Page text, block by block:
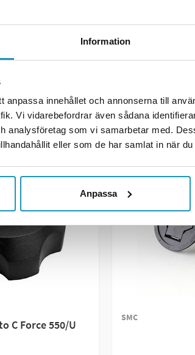
Information
anpassa innehållet och annonserna till
Vi vidarebefordrar även sådana
analysföretag som vi samarbetar med.
eller som de har samlat in när
Anpassa
965 kr
MER
C Force 550/U
SMC